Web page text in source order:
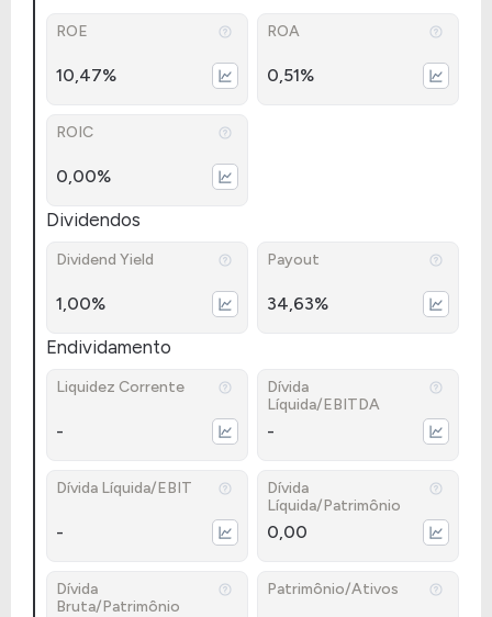
ROE
10,47%
ROA
0,51%
ROIC
0,00%
Dividendos
Dividend Yield
1,00%
Payout
34,63%
Endividamento
Liquidez Corrente
-
Dívida
Líquida/EBITDA
-
Dívida Líquida/EBIT
-
Dívida
Líquida/Patrimônio
0,00
Dívida
Bruta/Patrimônio
Patrimônio/Ativos